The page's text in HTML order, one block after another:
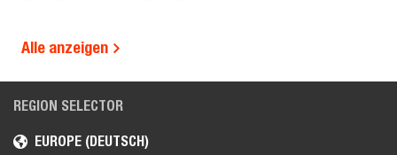
Alle anzeigen
REGION SELECTOR
EUROPE (DEUTSCH)